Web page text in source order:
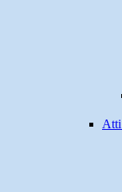
Atti